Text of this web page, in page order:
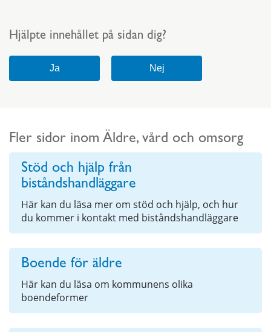
Hjälpte innehållet på sidan dig?
Fler sidor inom Äldre, vård och omsorg
Stöd och hjälp från
biståndshandläggare
Här kan du läsa mer om stöd och hjälp, och hur
du kommer i kontakt med biståndshandläggare
Boende för äldre
Här kan du läsa om kommunens olika
boendeformer